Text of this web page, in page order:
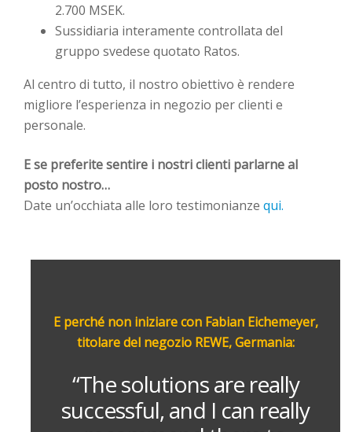
2.700 MSEK.
Sussidiaria interamente controllata del
gruppo svedese quotato Ratos.
Al centro di tutto, il nostro obiettivo è rendere
migliore l’esperienza in negozio per clienti e
personale.
E se preferite sentire i nostri clienti parlarne al
posto nostro…
Date un’occhiata alle loro testimonianze qui.
E perché non iniziare con Fabian Eichemeyer,
titolare del negozio REWE, Germania:
“The solutions are really
successful, and I can really